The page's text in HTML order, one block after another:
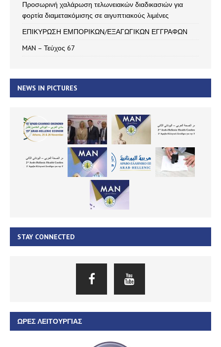
Προσωρινή χαλάρωση τελωνειακών διαδικασιών για
φορτία διαμετακόμισης σε αιγυπτιακούς λιμένες
ΕΠΙΚΥΡΩΣΗ ΕΜΠΟΡΙΚΩΝ/ΕΞΑΓΩΓΙΚΩΝ ΕΓΓΡΑΦΩΝ
MAN – Τεύχος 67
NEWS IN PICTURES
STAY CONNECTED
ΏΡΕΣ ΛΕΙΤΟΥΡΓΊΑΣ